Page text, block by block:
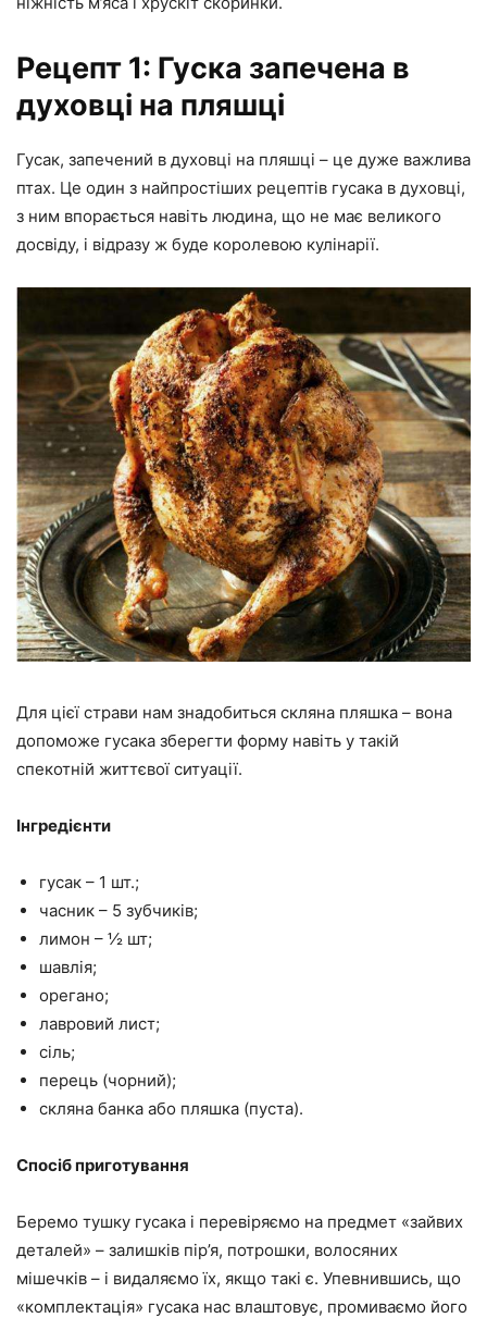
Рецепт 1: Гуска запечена в
духовці на пляшці
Гусак, запечений в духовці на пляшці – це дуже важлива
птах. Це один з найпростіших рецептів гусака в духовці,
з ним впорається навіть людина, що не має великого
досвіду, і відразу ж буде королевою кулінарії.
Для цієї страви нам знадобиться скляна пляшка – вона
допоможе гусака зберегти форму навіть у такій
спекотній життєвої ситуації.
Інгредієнти
гусак – 1 шт.;
часник – 5 зубчиків;
лимон – ½ шт;
шавлія;
орегано;
лавровий лист;
сіль;
перець (чорний);
скляна банка або пляшка (пуста).
Спосіб приготування
Беремо тушку гусака і перевіряємо на предмет «зайвих
деталей» – залишків пір’я, потрошки, волосяних
мішечків – і видаляємо їх, якщо такі є. Упевнившись, що
«комплектація» гусака нас влаштовує, промиваємо його